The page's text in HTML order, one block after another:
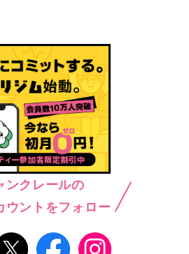
ンクレールの
ウントをフォロー